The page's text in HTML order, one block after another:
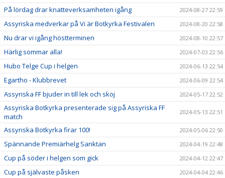
På lördag drar knatteverksamheten igång 2024-08-27 22:59
Assyriska medverkar på Vi är Botkyrka Festivalen 2024-08-20 22:58
Nu drar vi igång höstterminen 2024-08-10 22:57
Härlig sommar alla! 2024-07-03 22:56
Hubo Telge Cup i helgen 2024-06-13 22:54
Egartho - Klubbrevet 2024-06-09 22:54
Assyriska FF bjuder in till lek och skoj 2024-05-17 22:52
Assyriska Botkyrka presenterade sig på Assyriska FF
match
2024-05-13 22:51
Assyriska Botkyrka firar 100! 2024-05-06 22:50
Spännande Premiärhelg Sanktan 2024-04-19 22:48
Cup på söder i helgen som gick 2024-04-12 22:47
Cup på självaste påsken 2024-04-04 22:46